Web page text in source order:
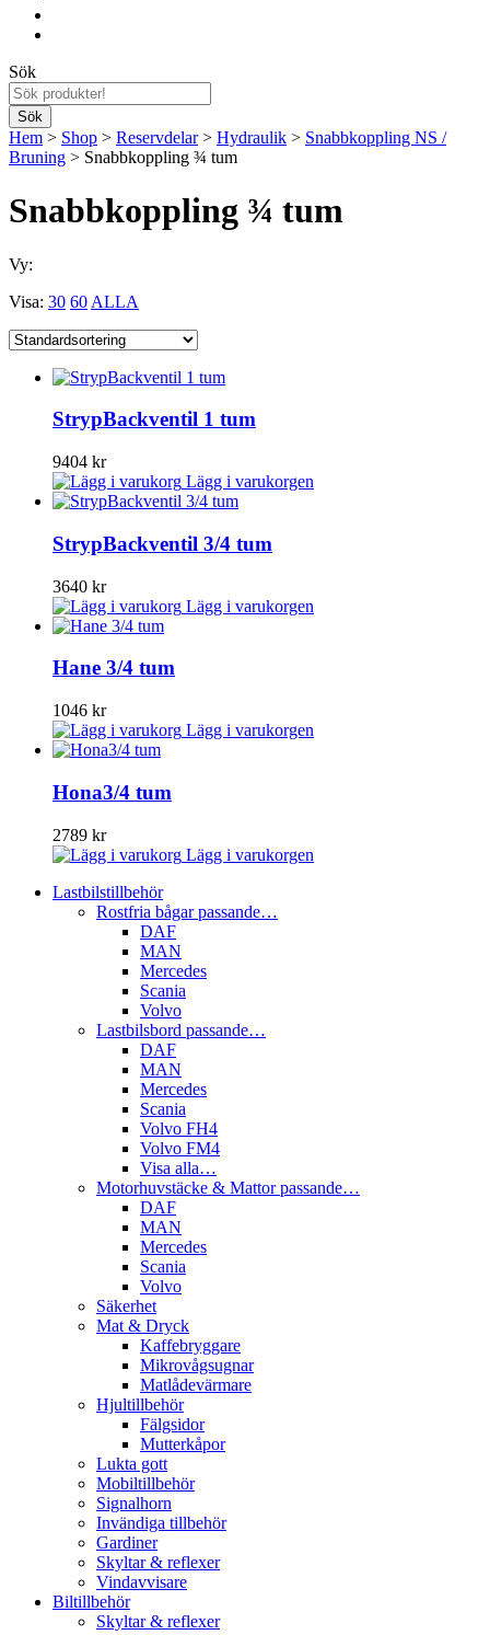
Sök
Hem > Shop > Reservdelar> Hydraulik > Snabbkoppling NS /
Bruning > Snabbkoppling ¾ tum
Snabbkoppling ¾ tum
Vy:
Visa: 30 60 ALLA
StrypBackventil 1 tum
9404 kr
Lägg i varukorgen
StrypBackventil 3/4 tum
3640 kr
Lägg i varukorgen
Hane 3/4 tum
1046 kr
Lägg i varukorgen
Hona3/4 tum
2789 kr
Lägg i varukorgen
Lastbilstillbehör
Rostfria bågar passande…
DAF
MAN
Mercedes
Scania
Volvo
Lastbilsbord passande…
DAF
MAN
Mercedes
Scania
Volvo FH4
Volvo FM4
Visa alla…
Motorhuvstäcke & Mattor passande…
DAF
MAN
Mercedes
Scania
Volvo
Säkerhet
Mat & Dryck
Kaffebryggare
Mikrovågsugnar
Matlådevärmare
Hjultillbehör
Fälgsidor
Mutterkåpor
Lukta gott
Mobiltillbehör
Signalhorn
Invändiga tillbehör
Gardiner
Skyltar & reflexer
Vindavvisare
Biltillbehör
Skyltar & reflexer